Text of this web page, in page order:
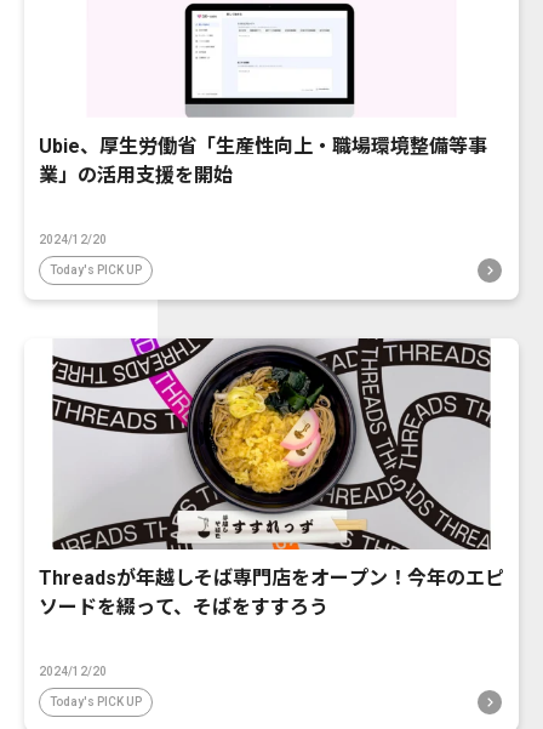
Ubie、厚生労働省「生産性向上・職場環境整備等事
業」の活用支援を開始
2024/12/20
Today's PICK UP
Threadsが年越しそば専門店をオープン！今年のエピ
ソードを綴って、そばをすすろう
2024/12/20
Today's PICK UP